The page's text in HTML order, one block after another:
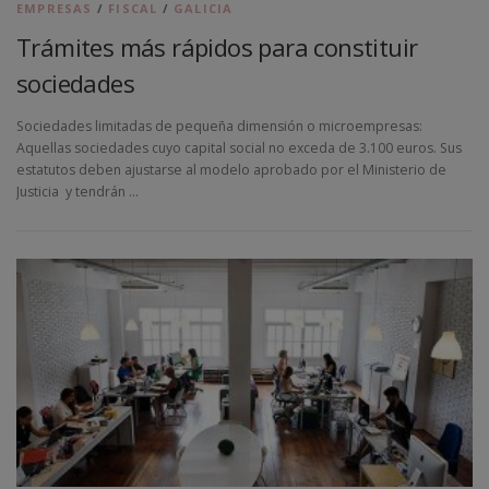
NOSOTROS CONTACTO ASESORÍA VIRTUAL
EMPRESAS / FISCAL / GALICIA
Trámites más rápidos para constituir
sociedades
Sociedades limitadas de pequeña dimensión o microempresas:
Aquellas sociedades cuyo capital social no exceda de 3.100 euros. Sus
estatutos deben ajustarse al modelo aprobado por el Ministerio de
Justicia y tendrán …